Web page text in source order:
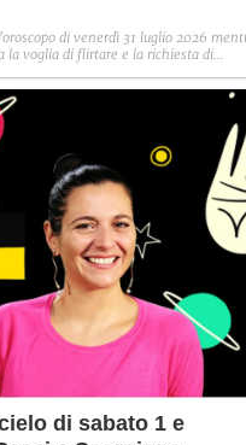
di venerdì 31 luglio 2026
la voglia di flirtare e la richiesta di
di sabato 1 e